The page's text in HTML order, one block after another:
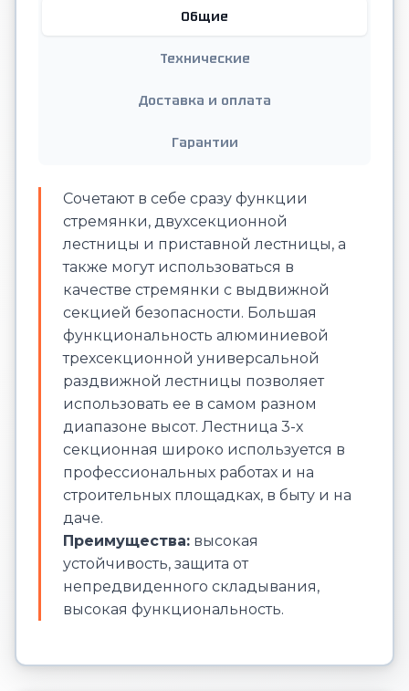
Общие
Технические
Доставка и оплата
Гарантии
Сочетают в себе сразу функции
стремянки, двухсекционной
лестницы и приставной лестницы, а
также могут использоваться в
качестве стремянки с выдвижной
секцией безопасности. Большая
функциональность алюминиевой
трехсекционной универсальной
раздвижной лестницы позволяет
использовать ее в самом разном
диапазоне высот. Лестница 3-х
секционная широко используется в
профессиональных работах и на
строительных площадках, в быту и на
даче.
Преимущества: высокая
устойчивость, защита от
непредвиденного складывания,
высокая функциональность.